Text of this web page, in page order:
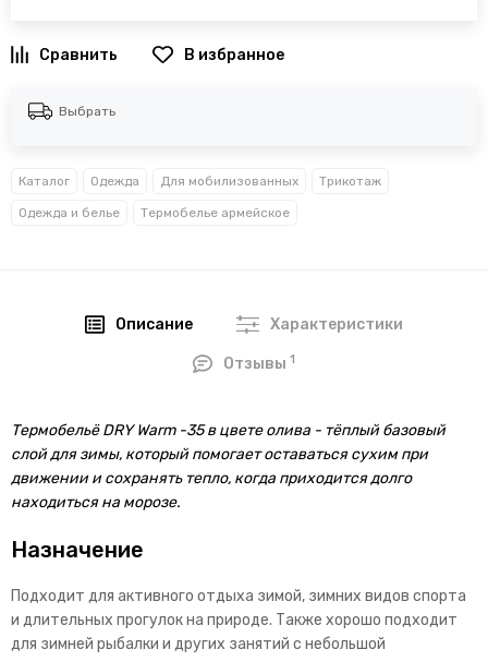
В избранное
Выбрать
Каталог Одежда Для мобилизованных Трикотаж
Одежда и белье Термобелье армейское
Описание Характеристики
Отзывы1
Термобельё DRY Warm -35 в цвете олива - тёплый базовый
слой для зимы, который помогает оставаться сухим при
движении и сохранять тепло, когда приходится долго
находиться на морозе.
Назначение
Подходит для активного отдыха зимой, зимних видов спорта
и длительных прогулок на природе. Также хорошо подходит
для зимней рыбалки и других занятий с небольшой